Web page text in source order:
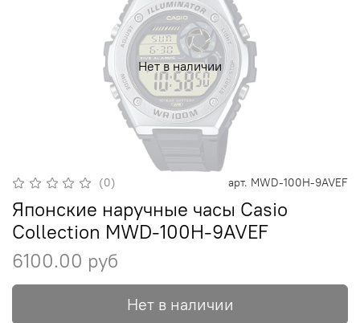
Нет в наличии
(0) арт. MWD-100H-9AVEF
Японские наручные часы Casio
Collection MWD-100H-9AVEF
6100.00 руб
Нет в наличии